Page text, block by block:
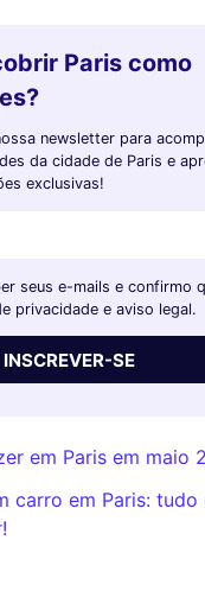
Paris como
newsletter para
da cidade de Paris e
exclusivas!
seus e-mails e confirmo
privacidade e aviso legal.
INSCREVER-SE
em Paris em maio
carro em Paris: